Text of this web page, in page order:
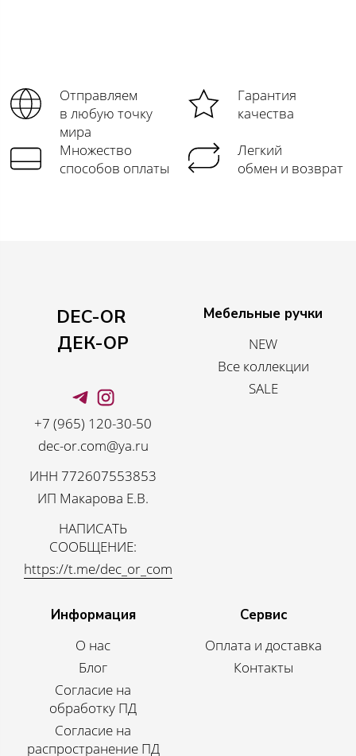
Отправляем
в любую точку
мира
Гарантия
качества
Множество
способов оплаты
Легкий
обмен и возврат
DEC-OR
ДЕК-ОР
+7 (965) 120-30-50
dec-or.com@ya.ru
ИНН 772607553853
ИП Макарова Е.В.
НАПИСАТЬ
СООБЩЕНИЕ:
https://t.me/dec_or_com
Мебельные ручки
NEW
Все коллекции
SALE
Информация
О нас
Блог
Согласие на
обработку ПД
Согласие на
распространение ПД
Сервис
Оплата и доставка
Контакты